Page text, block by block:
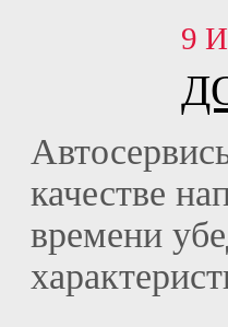
9
качестве
времени